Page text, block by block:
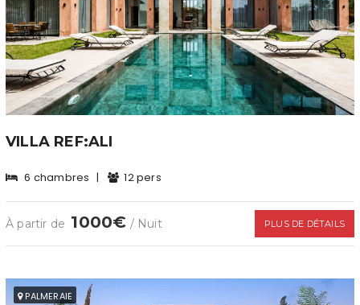
VILLA REF:ALI
6 chambres | 12 pers
À partir de 1000€ / Nuit PLUS DE DÉTAILS
PALMERAIE